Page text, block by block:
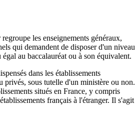
les enseignements généraux,
qui demandent de disposer d'un niveau
au baccalauréat ou à son équivalent.
dans les établissements
privés, sous tutelle d'un ministère ou non.
situés en France, y compris
français à l'étranger. Il s'agit